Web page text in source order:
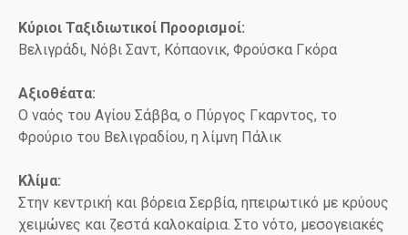
Κύριοι Ταξιδιωτικοί Προορισμοί:
Βελιγράδι, Νόβι Σαντ, Κόπαονικ, Φρούσκα Γκόρα
Αξιοθέατα:
Ο ναός του Αγίου Σάββα, ο Πύργος Γκαρντος, το
Φρούριο του Βελιγραδίου, η λίμνη Πάλικ
Κλίμα:
Στην κεντρική και βόρεια Σερβία, ηπειρωτικό με κρύους
χειμώνες και ζεστά καλοκαίρια. Στο νότο, μεσογειακές